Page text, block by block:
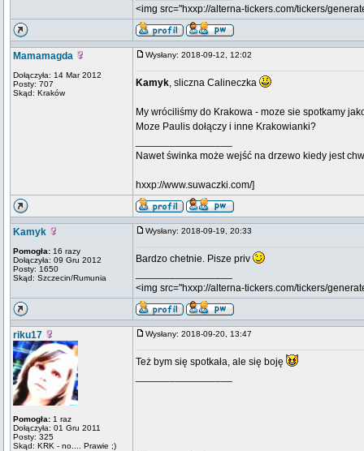
<img src="hxxp://alterna-tickers.com/tickers/
Mamamagda
Dołączyła: 14 Mar 2012
Posty: 707
Skąd: Kraków
Wysłany: 2018-09-12, 12:02
Kamyk, sliczna Calineczka
My wróciliśmy do Krakowa - moze sie spotkamy
Moze Paulis dołączy i inne Krakowianki?
Nawet świnka może wejść na drzewo kiedy jest
hxxp://www.suwaczki.com/]
Kamyk
Pomogła: 16 razy
Dołączyła: 09 Gru 2012
Posty: 1650
Skąd: Szczecin/Rumunia
Wysłany: 2018-09-19, 20:33
Bardzo chetnie. Pisze priv
<img src="hxxp://alterna-tickers.com/tickers/
riku17
Pomogła: 1 raz
Dołączyła: 01 Gru 2011
Posty: 325
Skąd: KRK - no.... Prawie ;)
Wysłany: 2018-09-20, 13:47
Też bym się spotkała, ale się boję